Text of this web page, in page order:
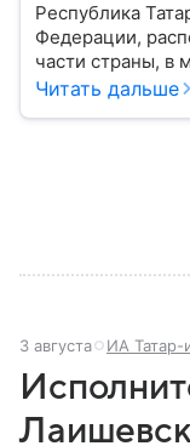
Республика
Федерации,
части страны, в
Регион
наследием,
Читать дальше
3 августа ИА